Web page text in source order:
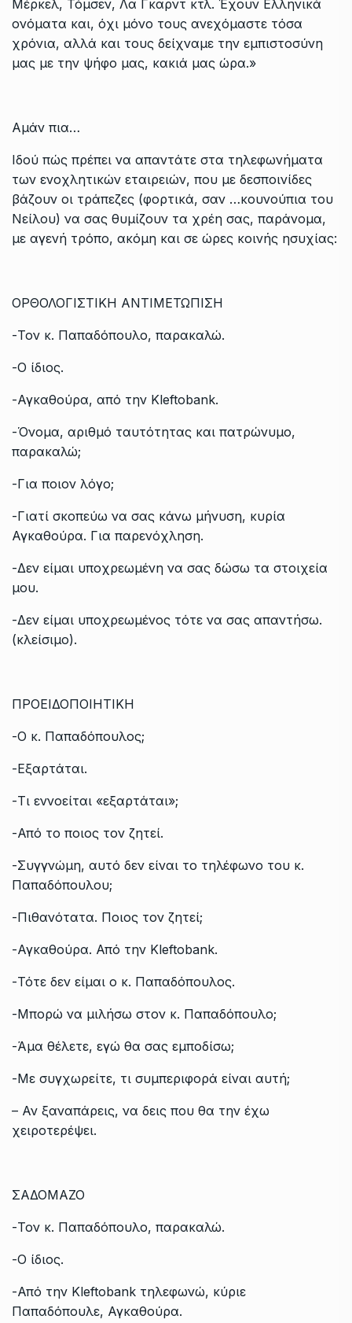
Μέρκελ, Τόμσεν, Λα Γκαρντ κτλ. Έχουν Ελληνικά
ονόματα και, όχι μόνο τους ανεχόμαστε τόσα
χρόνια, αλλά και τους δείχναμε την εμπιστοσύνη
μας με την ψήφο μας, κακιά μας ώρα.»
Αμάν πια…
Ιδού πώς πρέπει να απαντάτε στα τηλεφωνήματα
των ενοχλητικών εταιρειών, που με δεσποινίδες
βάζουν οι τράπεζες (φορτικά, σαν …κουνούπια του
Νείλου) να σας θυμίζουν τα χρέη σας, παράνομα,
με αγενή τρόπο, ακόμη και σε ώρες κοινής ησυχίας:
ΟΡΘΟΛΟΓΙΣΤΙΚΗ ΑΝΤΙΜΕΤΩΠΙΣΗ
-Τον κ. Παπαδόπουλο, παρακαλώ.
-Ο ίδιος.
-Αγκαθούρα, από την Kleftobank.
-Όνομα, αριθμό ταυτότητας και πατρώνυμο,
παρακαλώ;
-Για ποιον λόγο;
-Γιατί σκοπεύω να σας κάνω μήνυση, κυρία
Αγκαθούρα. Για παρενόχληση.
-Δεν είμαι υποχρεωμένη να σας δώσω τα στοιχεία
μου.
-Δεν είμαι υποχρεωμένος τότε να σας απαντήσω.
(κλείσιμο).
ΠΡΟΕΙΔΟΠΟΙΗΤΙΚΗ
-Ο κ. Παπαδόπουλος;
-Εξαρτάται.
-Τι εννοείται «εξαρτάται»;
-Από το ποιος τον ζητεί.
-Συγγνώμη, αυτό δεν είναι το τηλέφωνο του κ.
Παπαδόπουλου;
-Πιθανότατα. Ποιος τον ζητεί;
-Αγκαθούρα. Από την Kleftobank.
-Τότε δεν είμαι ο κ. Παπαδόπουλος.
-Μπορώ να μιλήσω στον κ. Παπαδόπουλο;
-Άμα θέλετε, εγώ θα σας εμποδίσω;
-Με συγχωρείτε, τι συμπεριφορά είναι αυτή;
– Αν ξαναπάρεις, να δεις που θα την έχω
χειροτερέψει.
ΣΑΔΟΜΑΖΟ
-Τον κ. Παπαδόπουλο, παρακαλώ.
-Ο ίδιος.
-Από την Kleftobank τηλεφωνώ, κύριε
Παπαδόπουλε, Αγκαθούρα.